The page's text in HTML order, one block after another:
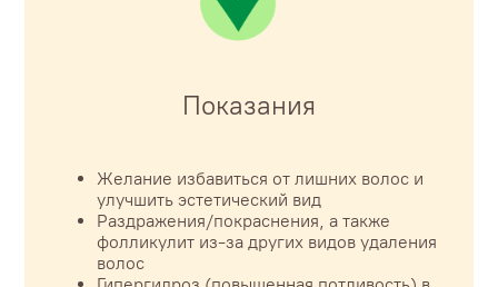
Показания
Желание избавиться от лишних волос и
улучшить эстетический вид
Раздражения/покраснения, а также
фолликулит из-за других видов удаления
волос